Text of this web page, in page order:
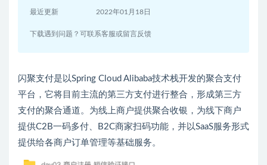
最近更新 2022年01月18日
下载遇到问题？可联系客服或留言反馈
闪聚支付是以Spring Cloud Alibaba技术栈开发的聚合支付
平台，它将目前主流的第三方支付进行整合，形成第三方
支付的聚合通道。为线上商户提供聚合收银，为线下商户
提供C2B一码多付、B2C商家扫码功能，并以SaaS服务形式
提供给各商户订单管理等基础服务。